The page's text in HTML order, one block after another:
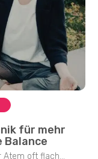
für mehr
Balance
Atem oft flach...